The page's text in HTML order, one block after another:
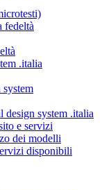
fedeltà
.italia
design system .italia
e servizi
dei modelli
disponibili